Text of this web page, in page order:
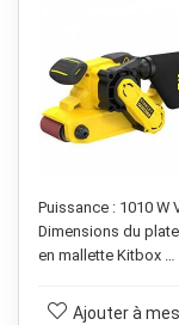
Puissance : 1010 W
Dimensions du
en mallette Kitbox …
Ajouter à